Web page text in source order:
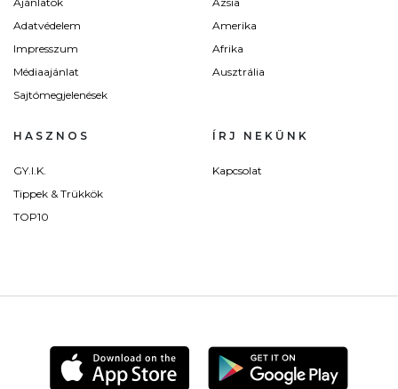
Adatvédelem
Impresszum
Médiaajánlat
Sajtómegjelenések
Amerika
Afrika
Ausztrália
HASZNOS
GY.I.K.
Tippek & Trükkök
TOP10
ÍRJ NEKÜNK
Kapcsolat